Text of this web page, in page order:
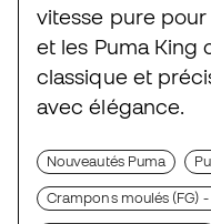
vitesse pure
et les Puma
classique et
avec élégance.
Nouveautés Puma
Crampons moulés (FG)